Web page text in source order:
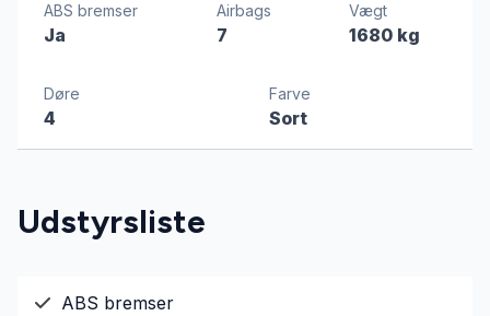
ABS bremser
Ja
Airbags
7
Vægt
1680 kg
Døre
4
Farve
Sort
Udstyrsliste
ABS bremser